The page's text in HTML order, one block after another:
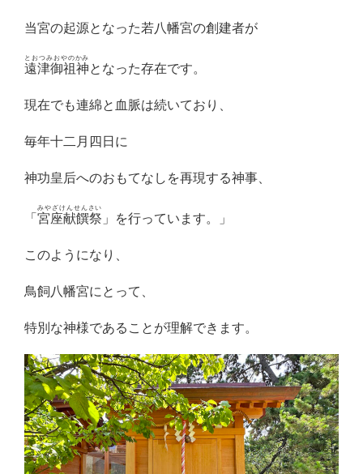
当宮の起源となった若八幡宮の創建者が
遠津御祖神
とおつみおやのかみ
となった存在です。
現在でも連綿と血脈は続いており、
毎年十二月四日に
神功皇后へのおもてなしを再現する神事、
「 宮座献饌祭
みやざけんせんさい
」を行っています。」
このようになり、
鳥飼八幡宮にとって、
特別な神様であることが理解できます。